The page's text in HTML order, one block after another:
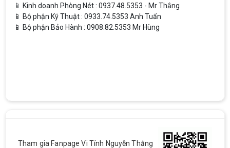
📱 Kinh doanh Phòng Nét : 0937.48.5353 - Mr Thắng
📱 Bộ phận Kỹ Thuật : 0933.74.5353 Anh Tuấn
📱 Bộ phận Bảo Hành : 0908.82.5353 Mr Hùng
Tham gia Fanpage Vi Tính Nguyễn Thắng